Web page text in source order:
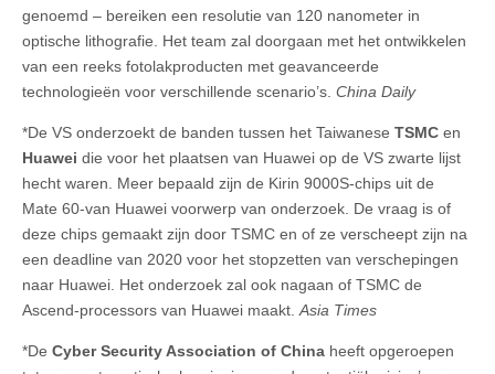
genoemd – bereiken een resolutie van 120 nanometer in
optische lithografie. Het team zal doorgaan met het ontwikkelen
van een reeks fotolakproducten met geavanceerde
technologieën voor verschillende scenario’s. China Daily
*De VS onderzoekt de banden tussen het Taiwanese TSMC en
Huawei die voor het plaatsen van Huawei op de VS zwarte lijst
hecht waren. Meer bepaald zijn de Kirin 9000S-chips uit de
Mate 60-van Huawei voorwerp van onderzoek. De vraag is of
deze chips gemaakt zijn door TSMC en of ze verscheept zijn na
een deadline van 2020 voor het stopzetten van verschepingen
naar Huawei. Het onderzoek zal ook nagaan of TSMC de
Ascend-processors van Huawei maakt. Asia Times
*De Cyber Security Association of China heeft opgeroepen